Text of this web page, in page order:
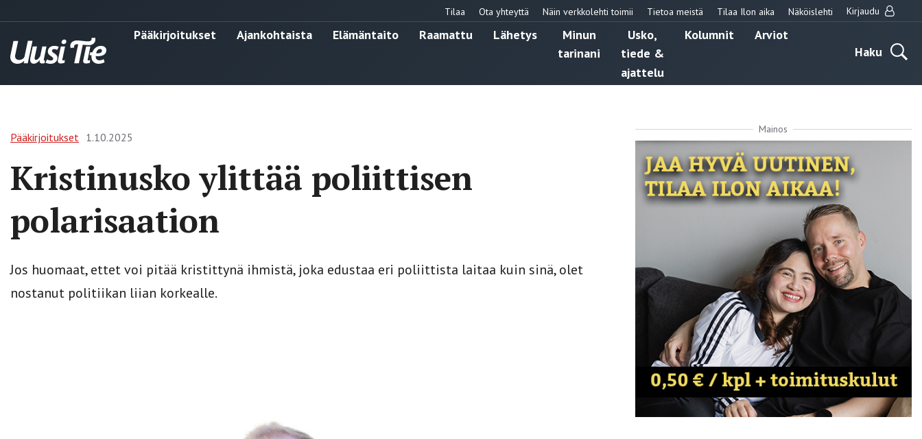
Tilaa Ota yhteyttä Näin verkkolehti toimii Tietoa meistä Tilaa Ilon aika Näköislehti Kirjaudu
Pääkirjoitukset Ajankohtaista Elämäntaito Raamattu Lähetys
Minun
tarinani
Usko,
tiede &
ajattelu
Kolumnit
Arviot
Haku
Pääkirjoitukset 1.10.2025
Kristinusko ylittää poliittisen
polarisaation
Jos huomaat, ettet voi pitää kristittynä ihmistä, joka edustaa eri poliittista laitaa kuin sinä, olet
nostanut politiikan liian korkealle.
Mainos